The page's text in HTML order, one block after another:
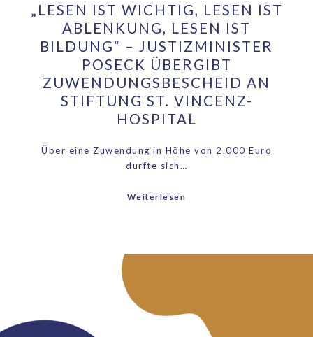
„LESEN IST WICHTIG, LESEN IST
ABLENKUNG, LESEN IST
BILDUNG“ – JUSTIZMINISTER
POSECK ÜBERGIBT
ZUWENDUNGSBESCHEID AN
STIFTUNG ST. VINCENZ-
HOSPITAL
Über eine Zuwendung in Höhe von 2.000 Euro
durfte sich…
Weiterlesen